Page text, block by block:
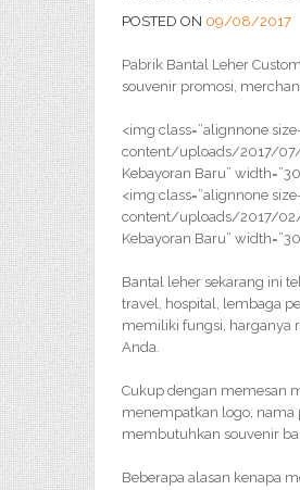
POSTED ON 09/08/2017
Pabrik Bantal Leher
souvenir promosi,
<img class=”alignnone
content/uploads/2017/07/
Kebayoran Baru”
<img class=”alignnone
content/uploads/2017/02/
Kebayoran Baru”
Bantal leher sekarang ini
travel, hospital, lembaga
memiliki fungsi, harganya
Anda.
Cukup dengan memesan
menempatkan logo, nama
membutuhkan souvenir
Beberapa alasan kenapa